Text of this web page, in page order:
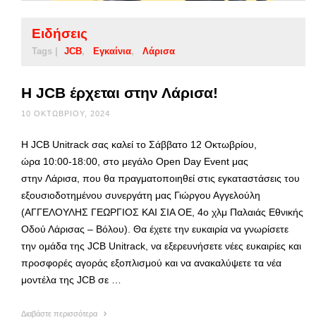
Ειδήσεις
Tags | JCB Εγκαίνια Λάρισα
H JCB έρχεται στην Λάρισα!
10 ΟΚΤΩΒΡΊΟΥ, 2024
Η JCB Unitrack σας καλεί το Σάββατο 12 Οκτωβρίου,
ώρα 10:00-18:00, στο μεγάλο Open Day Event μας
στην Λάρισα, που θα πραγματοποιηθεί στις εγκαταστάσεις του
εξουσιοδοτημένου συνεργάτη μας Γιώργου Αγγελούλη
(ΑΓΓΕΛΟΥΛΗΣ ΓΕΩΡΓΙΟΣ ΚΑΙ ΣΙΑ ΟΕ, 4ο χλμ Παλαιάς Εθνικής
Οδού Λάρισας – Βόλου). Θα έχετε την ευκαιρία να γνωρίσετε
την ομάδα της JCB Unitrack, να εξερευνήσετε νέες ευκαιρίες και
προσφορές αγοράς εξοπλισμού και να ανακαλύψετε τα νέα
μοντέλα της JCB σε …
Διαβάστε περισσότερα